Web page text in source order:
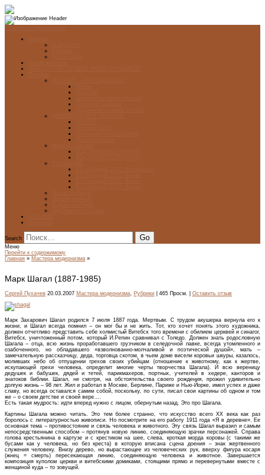
Search
Меню
Перейти к содержимому
Главная » Мастера модернизма »
Марк Шагал (1887-1985)
Сергей Пухачев 20.03.2007 Мастера модернизма, Рубрики | 465 Просм. | Оставить отзыв
Марк Захарович Шагал родился 7 июля 1887 года. Мертвым. С трудом акушерка вернула его к
жизни, и Шагал всегда помнил – он мог бы и не жить. Тот, кто хочет понять этого художника,
должен отчетливо представить себе холмистый Витебск того времени с обилием церквей и синагог,
Витебск, уничтоженный потом, который И.Репин сравнивал с Толедо. Должен знать родословную
Шагала – отца, всю жизнь проработавшего грузчиком в селедочной лавке, всегда утомленного и
озабоченного, но обладавшего «взволнованно-молчаливой и поэтической душой», мать –
замечательную рассказчицу, деда, торговца скотом, в чьем доме висели коровьи шкуры, казалось,
моливших небо об отпущении грехов своих убийцам (отношение к животному, как к жертве,
искупающей грехи человека, определит многие черты творчества Шагала). И всю вереницу
дедушек и бабушек, дядей и тетей, парикмахеров, портных, учителей в хедере, канторов и
знатоков библии. Шагал, не смотря, на обстоятельства своего рождения, прожил удивительно
долгую жизнь – 98 лет. Жил и работал в Москве, Берлине, Париже и Нью-Йорке, имел успех и даже
славу, но всегда оставался самим собой, поскольку, по сути, писал свои картины об одном и том
же – о своем детстве и своей вере….
Есть такая мудрость: идти вперед нужно с лицом, обернутым назад. Это про Шагала.
Картины Шагала можно читать. Это тем более странно, что искусство всего ХХ века как раз
боролось с литературностью живописи. Но посмотрите на его работу 1911 года «Я в деревне». Ее
основная тема – противостояние и связь человека и животного. Эту связь Шагал выразил и самым
непосредственным способом – протянув новую линию, соединяющую зрачки персонажей. Справа
голова крестьянина в картузе и с крестиком на шее, слева, кроткая морда коровы (с такими же
бусами как у человека, но без креста) в которую вписана сцена доения – знак жертвенного
служения человеку. Внизу дерево, но вырастающее из человеческих рук, вверху фигура косаря
(жнец = смерть) пересекающая линию, соединяющую человека и животное. Завершается
композиция куполом церкви и витебскими домиками, стоящими прямо и перевернутыми вместе с
женщиной куда – то зовущей.